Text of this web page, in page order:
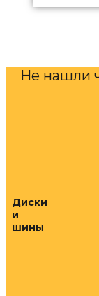
Не нашли
Диски
и
шины